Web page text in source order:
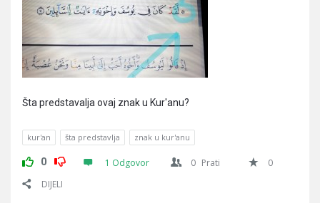
Šta predstavalja ovaj znak u Kur'anu?
kur'an šta predstavlja znak u kur'anu
0 1 Odgovor 0 Prati
0
DIJELI